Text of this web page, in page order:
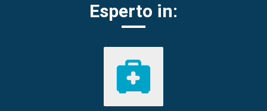
Esperto in: